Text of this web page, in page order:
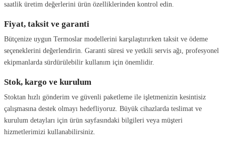
saatlik üretim değerlerini ürün özelliklerinden kontrol edin.
Fiyat, taksit ve garanti
Bütçenize uygun Termoslar modellerini karşılaştırırken taksit ve ödeme
seçeneklerini değerlendirin. Garanti süresi ve yetkili servis ağı, profesyonel
ekipmanlarda sürdürülebilir kullanım için önemlidir.
Stok, kargo ve kurulum
Stoktan hızlı gönderim ve güvenli paketleme ile işletmenizin kesintisiz
çalışmasına destek olmayı hedefliyoruz. Büyük cihazlarda teslimat ve
kurulum detayları için ürün sayfasındaki bilgileri veya müşteri
hizmetlerimizi kullanabilirsiniz.